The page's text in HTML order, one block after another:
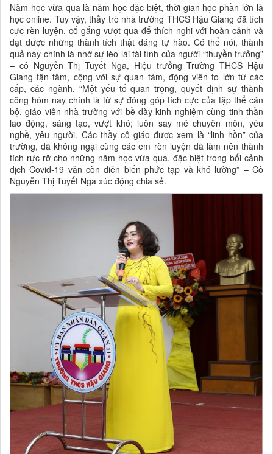
Năm học vừa qua là năm học đặc biệt, thời gian học phần lớn là
học online. Tuy vậy, thầy trò nhà trường THCS Hậu Giang đã tích
cực rèn luyện, cố gắng vượt qua để thích nghi với hoàn cảnh và
đạt được những thành tích thật đáng tự hào. Có thể nói, thành
quả này chính là nhờ sự lèo lái tài tình của người “thuyền trưởng”
– cô Nguyễn Thị Tuyết Nga, Hiệu trưởng Trường THCS Hậu
Giang tận tâm, cộng với sự quan tâm, động viên to lớn từ các
cấp, các ngành. “Một yếu tố quan trọng, quyết định sự thành
công hôm nay chính là từ sự đóng góp tích cực của tập thể cán
bộ, giáo viên nhà trường với bề dày kinh nghiệm cùng tinh thần
lao động, sáng tạo, vượt khó; luôn say mê chuyên môn, yêu
nghề, yêu người. Các thầy cô giáo được xem là “linh hồn” của
trường, đã không ngại cùng các em rèn luyện đã làm nên thành
tích rực rỡ cho những năm học vừa qua, đặc biệt trong bối cảnh
dịch Covid-19 vẫn còn diễn biến phức tạp và khó lường” – Cô
Nguyễn Thị Tuyết Nga xúc động chia sẻ.